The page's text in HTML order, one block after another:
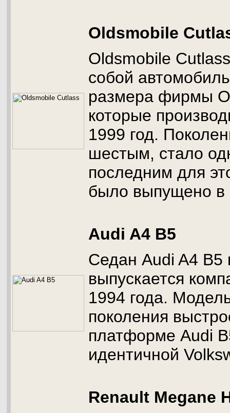
Oldsmobile
Oldsmobile
собой
размера фирмы
которые
1999 год.
шестым, стало
последним для
было выпущено в
Audi A4 B5
Седан Audi A4 B5
выпускается
1994 года.
поколения
платформе Audi
идентичной
Renault Megane